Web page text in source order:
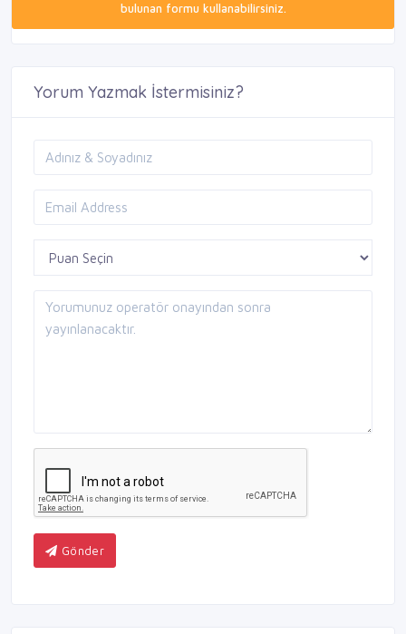
bulunan formu kullanabilirsiniz.
Yorum Yazmak İstermisiniz?
Gönder